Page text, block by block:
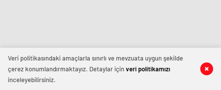
Veri politikasındaki amaçlarla sınırlı ve mevzuata uygun şekilde
çerez konumlandırmaktayız. Detaylar içinveri politikamızı
inceleyebilirsiniz.